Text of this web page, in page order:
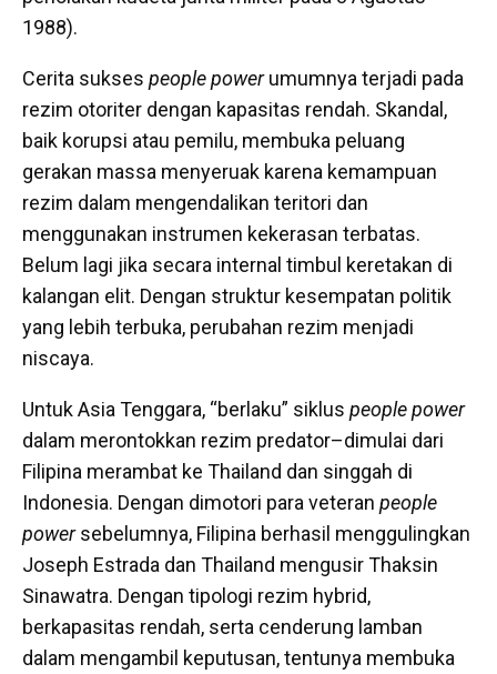
1988).
Cerita sukses people powerumumnya terjadi pada
rezim otoriter dengan kapasitas rendah. Skandal,
baik korupsi atau pemilu, membuka peluang
gerakan massa menyeruak karena kemampuan
rezim dalam mengendalikan teritori dan
menggunakan instrumen kekerasan terbatas.
Belum lagi jika secara internal timbul keretakan di
kalangan elit. Dengan struktur kesempatan politik
yang lebih terbuka, perubahan rezim menjadi
niscaya.
Untuk Asia Tenggara, “berlaku” siklus people power
dalam merontokkan rezim predator–dimulai dari
Filipina merambat ke Thailand dan singgah di
Indonesia. Dengan dimotori para veteran people
powersebelumnya, Filipina berhasil menggulingkan
Joseph Estrada dan Thailand mengusir Thaksin
Sinawatra. Dengan tipologi rezim hybrid,
berkapasitas rendah, serta cenderung lamban
dalam mengambil keputusan, tentunya membuka